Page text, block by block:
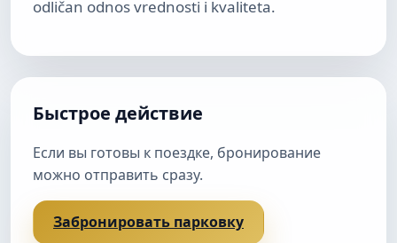
odličan odnos vrednosti i kvaliteta.
Быстрое действие
Если вы готовы к поездке, бронирование
можно отправить сразу.
Забронировать парковку